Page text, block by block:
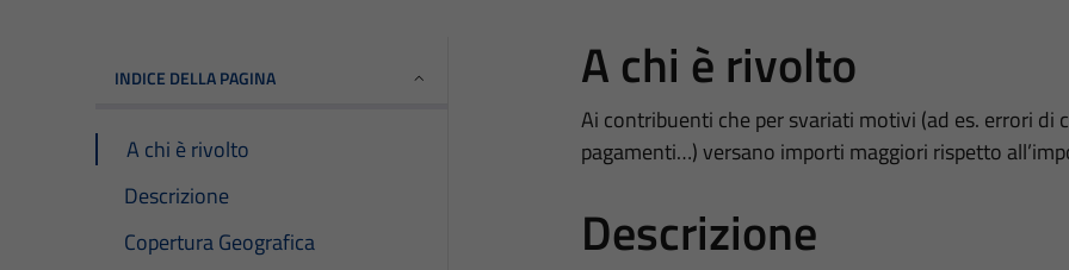
INDICE DELLA PAGINA
A chi è rivolto
Descrizione
Copertura Geografica
A chi è rivolto
Ai contribuenti che per svariati motivi (ad es. errori di
pagamenti…) versano importi maggiori rispetto
Descrizione